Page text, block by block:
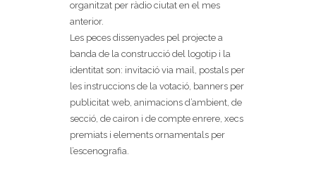
organitzat per ràdio ciutat en el mes
anterior.
Les peces dissenyades pel projecte a
banda de la construcció del logotip i la
identitat son: invitació via mail, postals per
les instruccions de la votació, banners per
publicitat web, animacions d’ambient, de
secció, de cairon i de compte enrere, xecs
premiats i elements ornamentals per
l’escenografia.